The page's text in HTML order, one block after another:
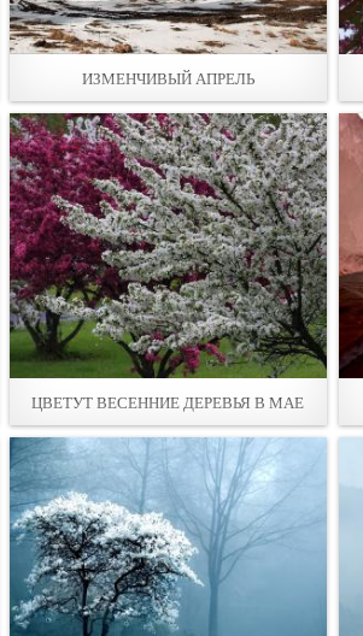
ИЗМЕНЧИВЫЙ АПРЕЛЬ
ЦВЕТУТ ВЕСЕННИЕ ДЕРЕВЬЯ В МАЕ